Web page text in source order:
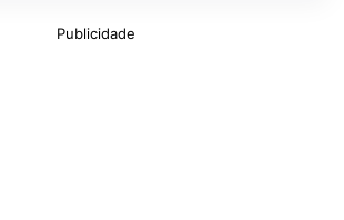
Publicidade